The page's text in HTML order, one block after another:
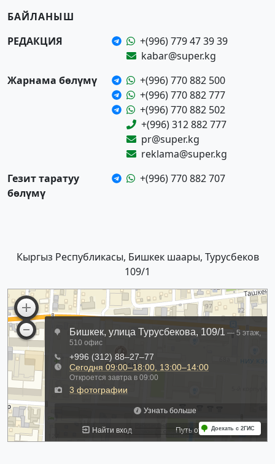
БАЙЛАНЫШ
РЕДАКЦИЯ
+(996) 779 47 39 39
kabar@super.kg
Жарнама бөлүмү
+(996) 770 882 500
+(996) 770 882 777
+(996) 770 882 502
+(996) 312 882 777
pr@super.kg
reklama@super.kg
Гезит таратуу
бөлүмү
+(996) 770 882 707
Кыргыз Республикасы, Бишкек шаары, Турусбеков
109/1